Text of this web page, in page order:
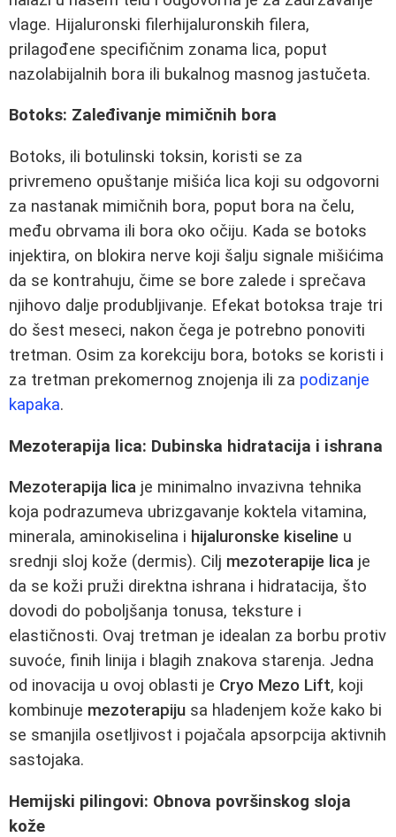
vlage. Hijaluronski filerhijaluronskih filera,
prilagođene specifičnim zonama lica, poput
nazolabijalnih bora ili bukalnog masnog jastučeta.
Botoks: Zaleđivanje mimičnih bora
Botoks, ili botulinski toksin, koristi se za
privremeno opuštanje mišića lica koji su odgovorni
za nastanak mimičnih bora, poput bora na čelu,
među obrvama ili bora oko očiju. Kada se botoks
injektira, on blokira nerve koji šalju signale mišićima
da se kontrahuju, čime se bore zalede i sprečava
njihovo dalje produbljivanje. Efekat botoksa traje tri
do šest meseci, nakon čega je potrebno ponoviti
tretman. Osim za korekciju bora, botoks se koristi i
za tretman prekomernog znojenja ili za podizanje
kapaka.
Mezoterapija lica: Dubinska hidratacija i ishrana
Mezoterapija lica je minimalno invazivna tehnika
koja podrazumeva ubrizgavanje koktela vitamina,
minerala, aminokiselina i hijaluronske kiseline u
srednji sloj kože (dermis). Cilj mezoterapije lica je
da se koži pruži direktna ishrana i hidratacija, što
dovodi do poboljšanja tonusa, teksture i
elastičnosti. Ovaj tretman je idealan za borbu protiv
suvoće, finih linija i blagih znakova starenja. Jedna
od inovacija u ovoj oblasti je Cryo Mezo Lift, koji
kombinuje mezoterapiju sa hladenjem kože kako bi
se smanjila osetljivost i pojačala apsorpcija aktivnih
sastojaka.
Hemijski pilingovi: Obnova površinskog sloja
kože